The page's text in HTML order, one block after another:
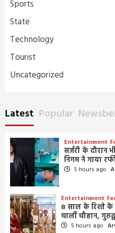
Sports
State
Technology
Tourist
Uncategorized
Latest Popular
Entertainment
सर्जरी के दौरान
निगम ने गाया
5 hours ago
Entertainment
8 साल के रिश्ते
चार्ली चौहान,
5 hours ago